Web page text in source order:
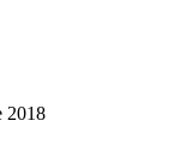
2018